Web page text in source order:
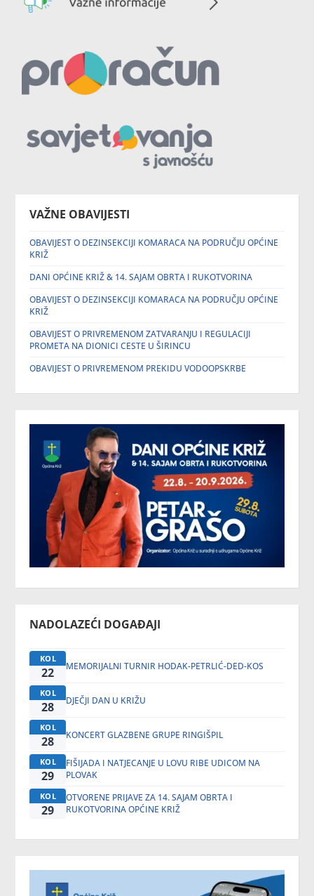
VAŽNE OBAVIJESTI
OBAVIJEST O DEZINSEKCIJI KOMARACA NA PODRUČJU OPĆINE
KRIŽ
DANI OPĆINE KRIŽ & 14. SAJAM OBRTA I RUKOTVORINA
OBAVIJEST O DEZINSEKCIJI KOMARACA NA PODRUČJU OPĆINE
KRIŽ
OBAVIJEST O PRIVREMENOM ZATVARANJU I REGULACIJI
PROMETA NA DIONICI CESTE U ŠIRINCU
OBAVIJEST O PRIVREMENOM PREKIDU VODOOPSKRBE
NADOLAZEĆI DOGAĐAJI
KOL
22 MEMORIJALNI TURNIR HODAK-PETRLIĆ-DED-KOS
KOL
28 DJEČJI DAN U KRIŽU
KOL
28 KONCERT GLAZBENE GRUPE RINGIŠPIL
KOL
29
FIŠIJADA I NATJECANJE U LOVU RIBE UDICOM NA
PLOVAK
KOL
29
OTVORENE PRIJAVE ZA 14. SAJAM OBRTA I
RUKOTVORINA OPĆINE KRIŽ